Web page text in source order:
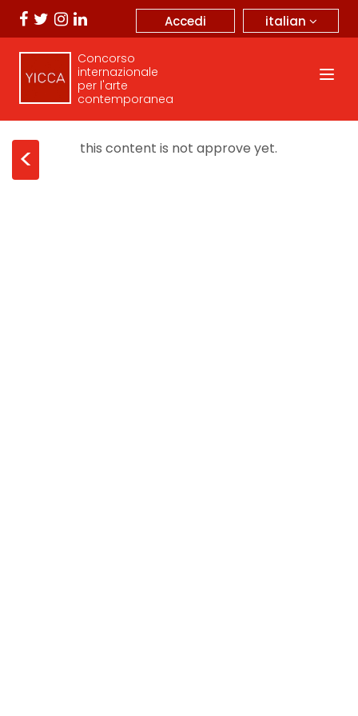
italian
Accedi
Concorso
internazionale
per l'arte
contemporanea
< this content is not approve yet.